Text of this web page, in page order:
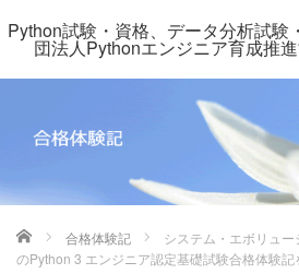
Python試験・資格、データ分析試験
団法人Pythonエンジニア育成推
ホーム 合格体験記
システム・エボリュ
のPython 3 エンジニア認定基礎試験合格体験記